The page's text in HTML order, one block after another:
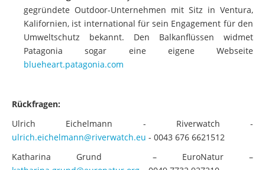
gegründete Outdoor-Unternehmen mit Sitz in Ventura,
Kalifornien, ist international für sein Engagement für den
Umweltschutz bekannt. Den Balkanflüssen widmet
Patagonia sogar eine eigene Webseite
blueheart.patagonia.com
ulrich.eichelmann@riverwatch.eu
- 0043 676 6621512
katharina.grund@euronatur.org
– 0049 7732 927210